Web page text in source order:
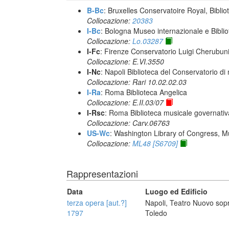
B-Bc: Bruxelles Conservatoire Royal,
Collocazione: 20383
I-Bc: Bologna Museo internazionale e
Collocazione: Lo.03287
I-Fc: Firenze Conservatorio Luigi Cherubuni
Collocazione: E.VI.3550
I-Nc: Napoli Biblioteca del Conservatorio
Collocazione: Rari 10.02.02.03
I-Ra: Roma Biblioteca Angelica
Collocazione: E.II.03/07
I-Rsc: Roma Biblioteca musicale
Collocazione: Carv.06763
US-Wc: Washington Library of Congress,
Collocazione: ML48 [S6709]
Rappresentazioni
Data
Luogo ed Edificio
terza opera [aut.?]
1797
Napoli, Teatro Nuovo
Toledo